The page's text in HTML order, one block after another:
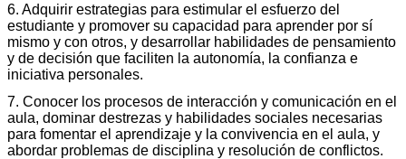
6. Adquirir estrategias para estimular el esfuerzo del
estudiante y promover su capacidad para aprender por sí
mismo y con otros, y desarrollar habilidades de pensamiento
y de decisión que faciliten la autonomía, la confianza e
iniciativa personales.
7. Conocer los procesos de interacción y comunicación en el
aula, dominar destrezas y habilidades sociales necesarias
para fomentar el aprendizaje y la convivencia en el aula, y
abordar problemas de disciplina y resolución de conflictos.